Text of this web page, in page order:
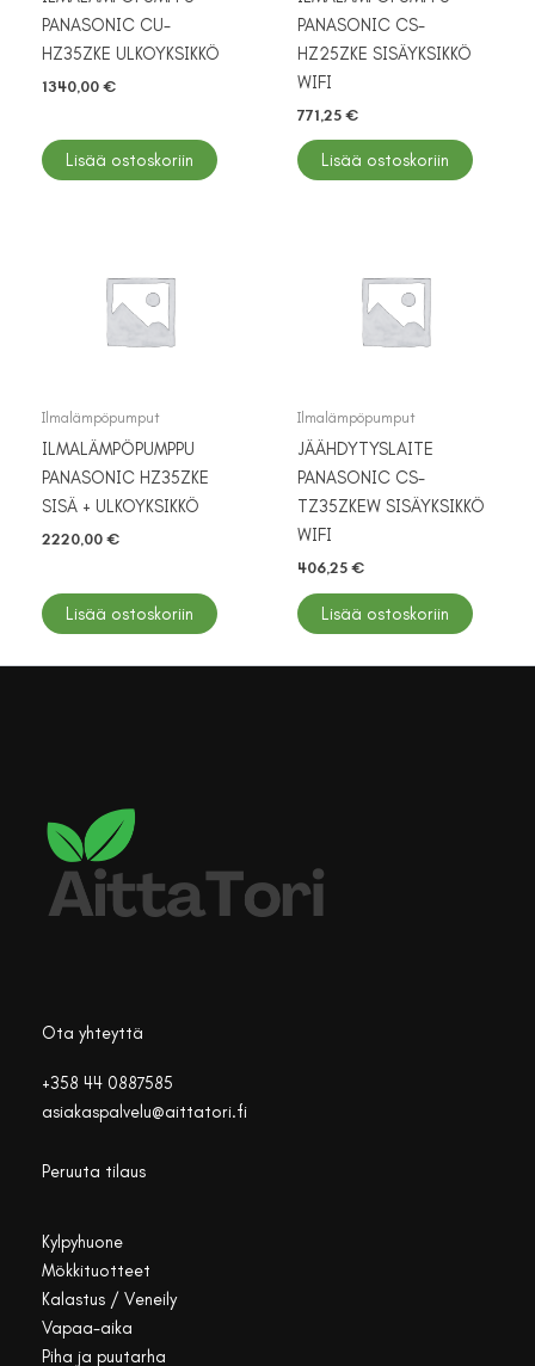
PANASONIC CU-
HZ35ZKE ULKOYKSIKKÖ
1340,00 €
Lisää ostoskoriin
PANASONIC CS-
HZ25ZKE SISÄYKSIKKÖ
WIFI
771,25 €
Lisää ostoskoriin
Ilmalämpöpumput
ILMALÄMPÖPUMPPU
PANASONIC HZ35ZKE
SISÄ + ULKOYKSIKKÖ
2220,00 €
Lisää ostoskoriin
Ilmalämpöpumput
JÄÄHDYTYSLAITE
PANASONIC CS-
TZ35ZKEW SISÄYKSIKKÖ
WIFI
406,25 €
Lisää ostoskoriin
Ota yhteyttä
+358 44 0887585
asiakaspalvelu@aittatori.fi
Peruuta tilaus
Kylpyhuone
Mökkituotteet
Kalastus / Veneily
Vapaa-aika
Piha ja puutarha